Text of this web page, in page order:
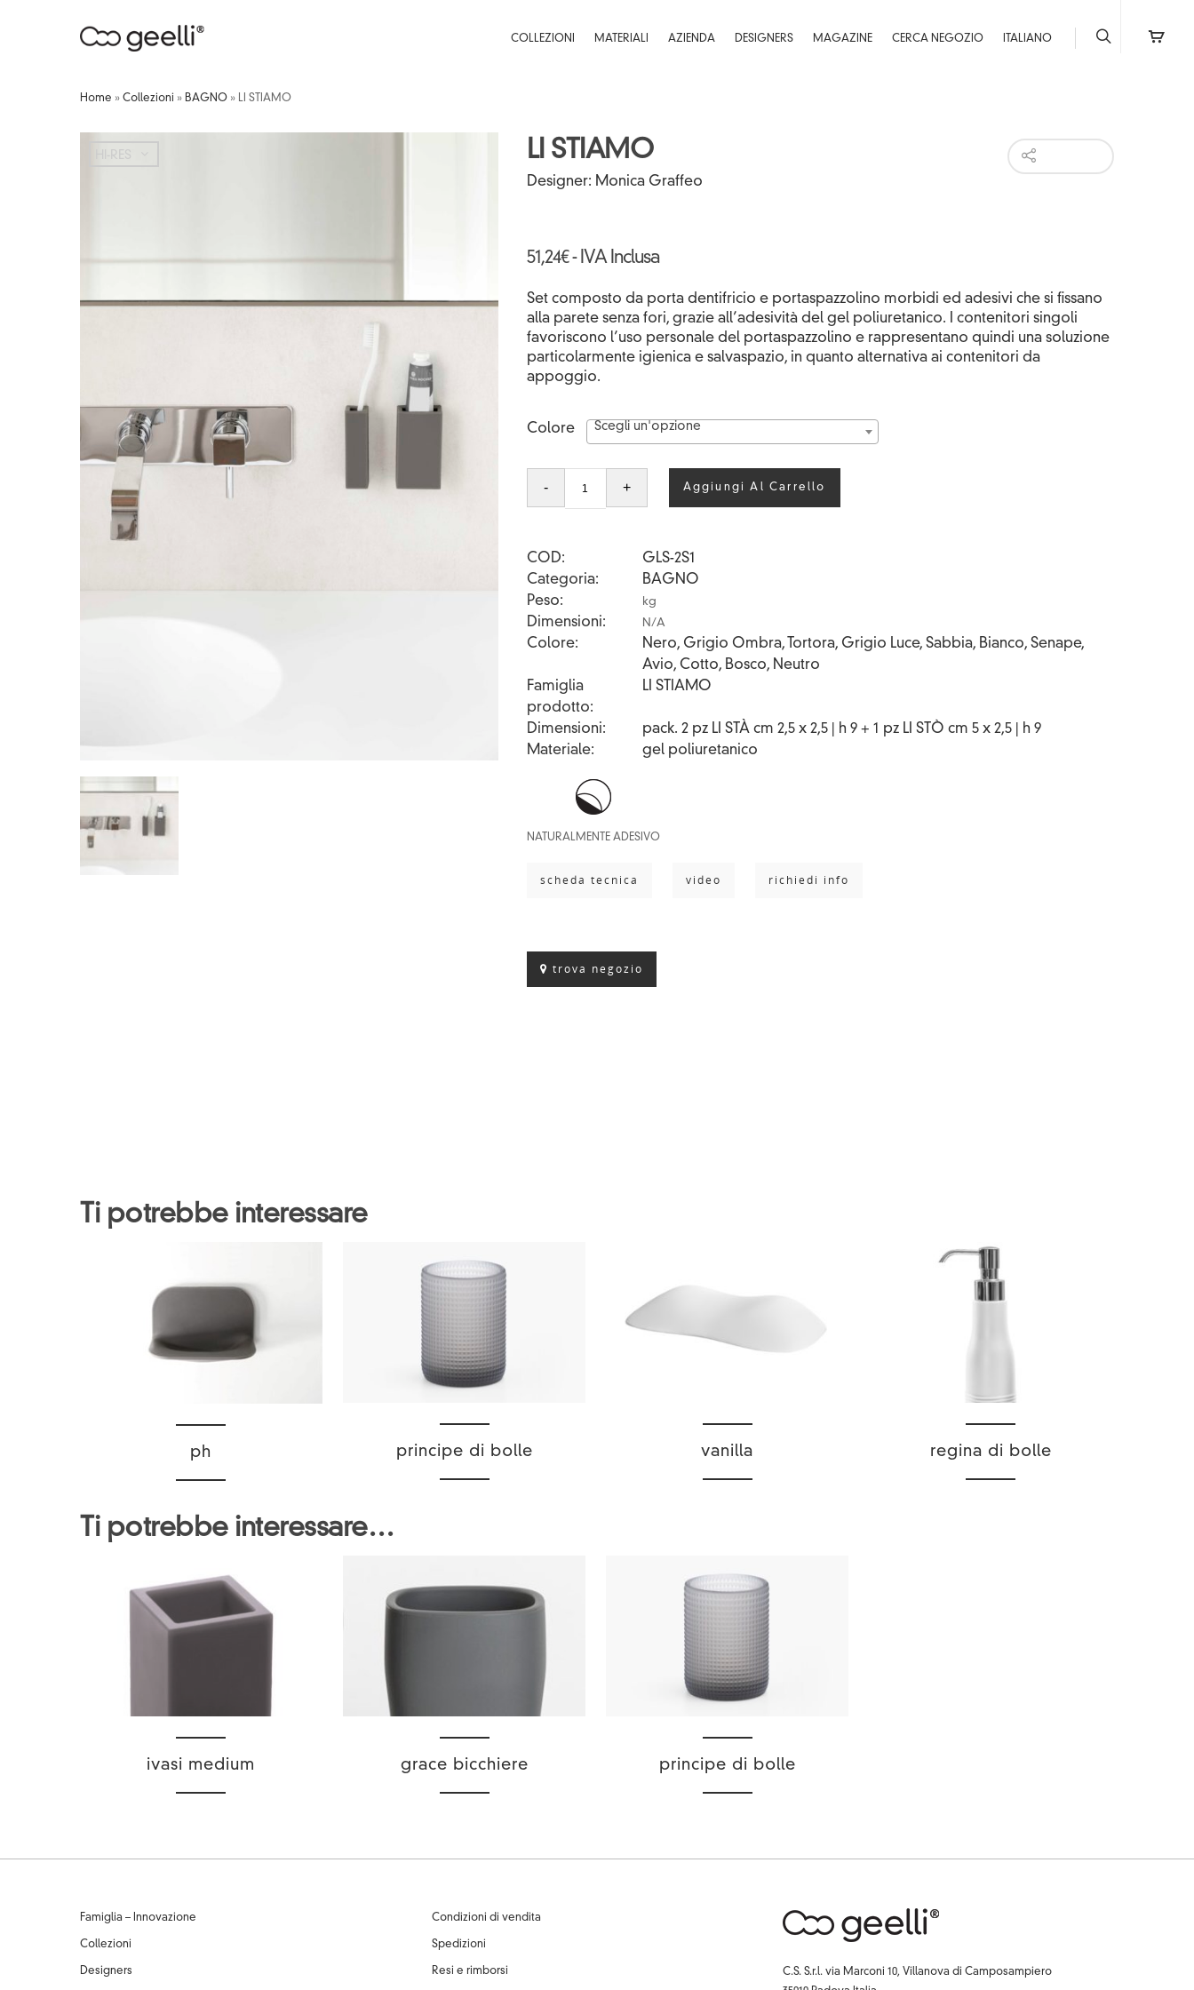
COLLEZIONI MATERIALI AZIENDA DESIGNERS MAGAZINE CERCA NEGOZIO ITALIANO
Home » Collezioni » BAGNO » LI STIAMO
HI-RES LI STIAMO
Designer: Monica Graffeo
51,24€ - IVA Inclusa
Set composto da porta dentifricio e portaspazzolino morbidi ed adesivi che si fissano
alla parete senza fori, grazie all’adesività del gel poliuretanico. I contenitori singoli
favoriscono l’uso personale del portaspazzolino e rappresentano quindi una soluzione
particolarmente igienica e salvaspazio, in quanto alternativa ai contenitori da
appoggio.
Colore Scegli un'opzione
- + Aggiungi Al Carrello
COD
GLS-2S1
Categoria
BAGNO
Peso
kg
Dimensioni N/A
Colore
Nero, Grigio Ombra, Tortora, Grigio Luce, Sabbia, Bianco, Senape,
Avio, Cotto, Bosco, Neutro
Famiglia
prodotto
LI STIAMO
Dimensioni
pack. 2 pz LI STÀ cm 2,5 x 2,5 | h 9 + 1 pz LI STÒ cm 5 x 2,5 | h 9
Materiale
gel poliuretanico
NATURALMENTE ADESIVO
scheda tecnica video richiedi info
trova negozio
Ti potrebbe interessare
ph principe di bolle vanilla regina di bolle
Ti potrebbe interessare…
ivasi medium grace bicchiere principe di bolle
Famiglia – Innovazione
Collezioni
Designers
Condizioni di vendita
Spedizioni
Resi e rimborsi
C.S. S.r.l. via Marconi 10, Villanova di Camposampiero